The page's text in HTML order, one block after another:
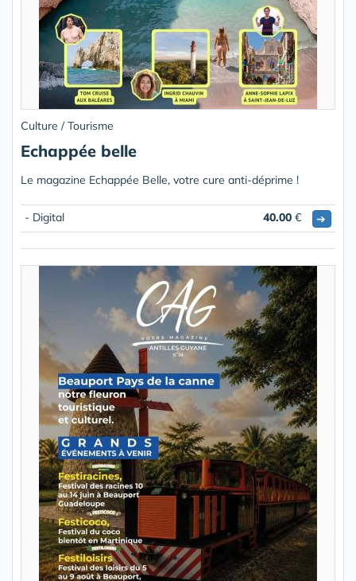
Culture / Tourisme
Echappée belle
Le magazine Echappée Belle, votre cure anti-déprime !
- Digital 40.00 € ➔